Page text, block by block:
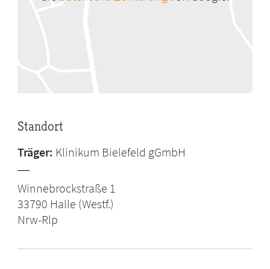
Standort
Träger: Klinikum Bielefeld gGmbH
Winnebrockstraße 1
33790 Halle (Westf.)
Nrw-Rlp